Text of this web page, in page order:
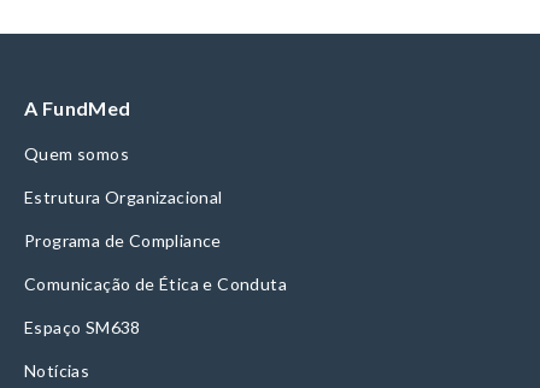
A FundMed
Quem somos
Estrutura Organizacional
Programa de Compliance
Comunicação de Ética e Conduta
Espaço SM638
Notícias